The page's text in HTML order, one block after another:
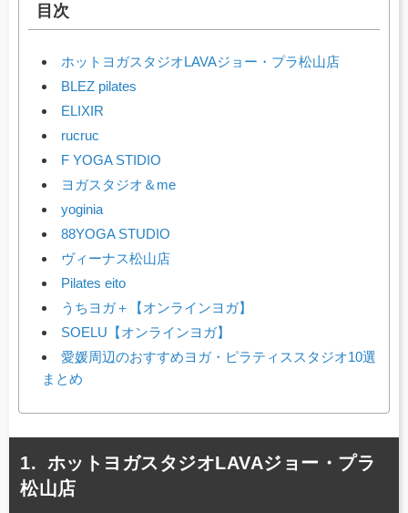
目次
ホットヨガスタジオLAVAジョー・プラ松山店
BLEZ pilates
ELIXIR
rucruc
F YOGA STIDIO
ヨガスタジオ＆me
yoginia
88YOGA STUDIO
ヴィーナス松山店
Pilates eito
うちヨガ＋【オンラインヨガ】
SOELU【オンラインヨガ】
愛媛周辺のおすすめヨガ・ピラティススタジオ10選
まとめ
ホットヨガスタジオLAVAジョー・プラ
松山店